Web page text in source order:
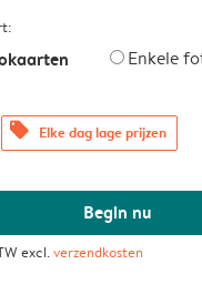
Enkele
offers Elke dag lage prijzen
Begin nu
excl.verzendkosten